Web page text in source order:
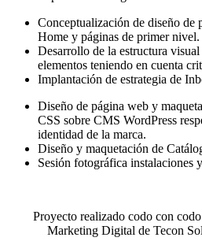
Conceptualización de diseño de
Home y páginas de primer nivel.
Desarrollo de la estructura
elementos teniendo en cuenta
Implantación de estrategia de
Diseño de página web y
CSS sobre CMS WordPress
identidad de la marca.
Diseño y maquetación de
Sesión fotográfica instalaciones
Proyecto realizado codo con
Marketing Digital de Tecon